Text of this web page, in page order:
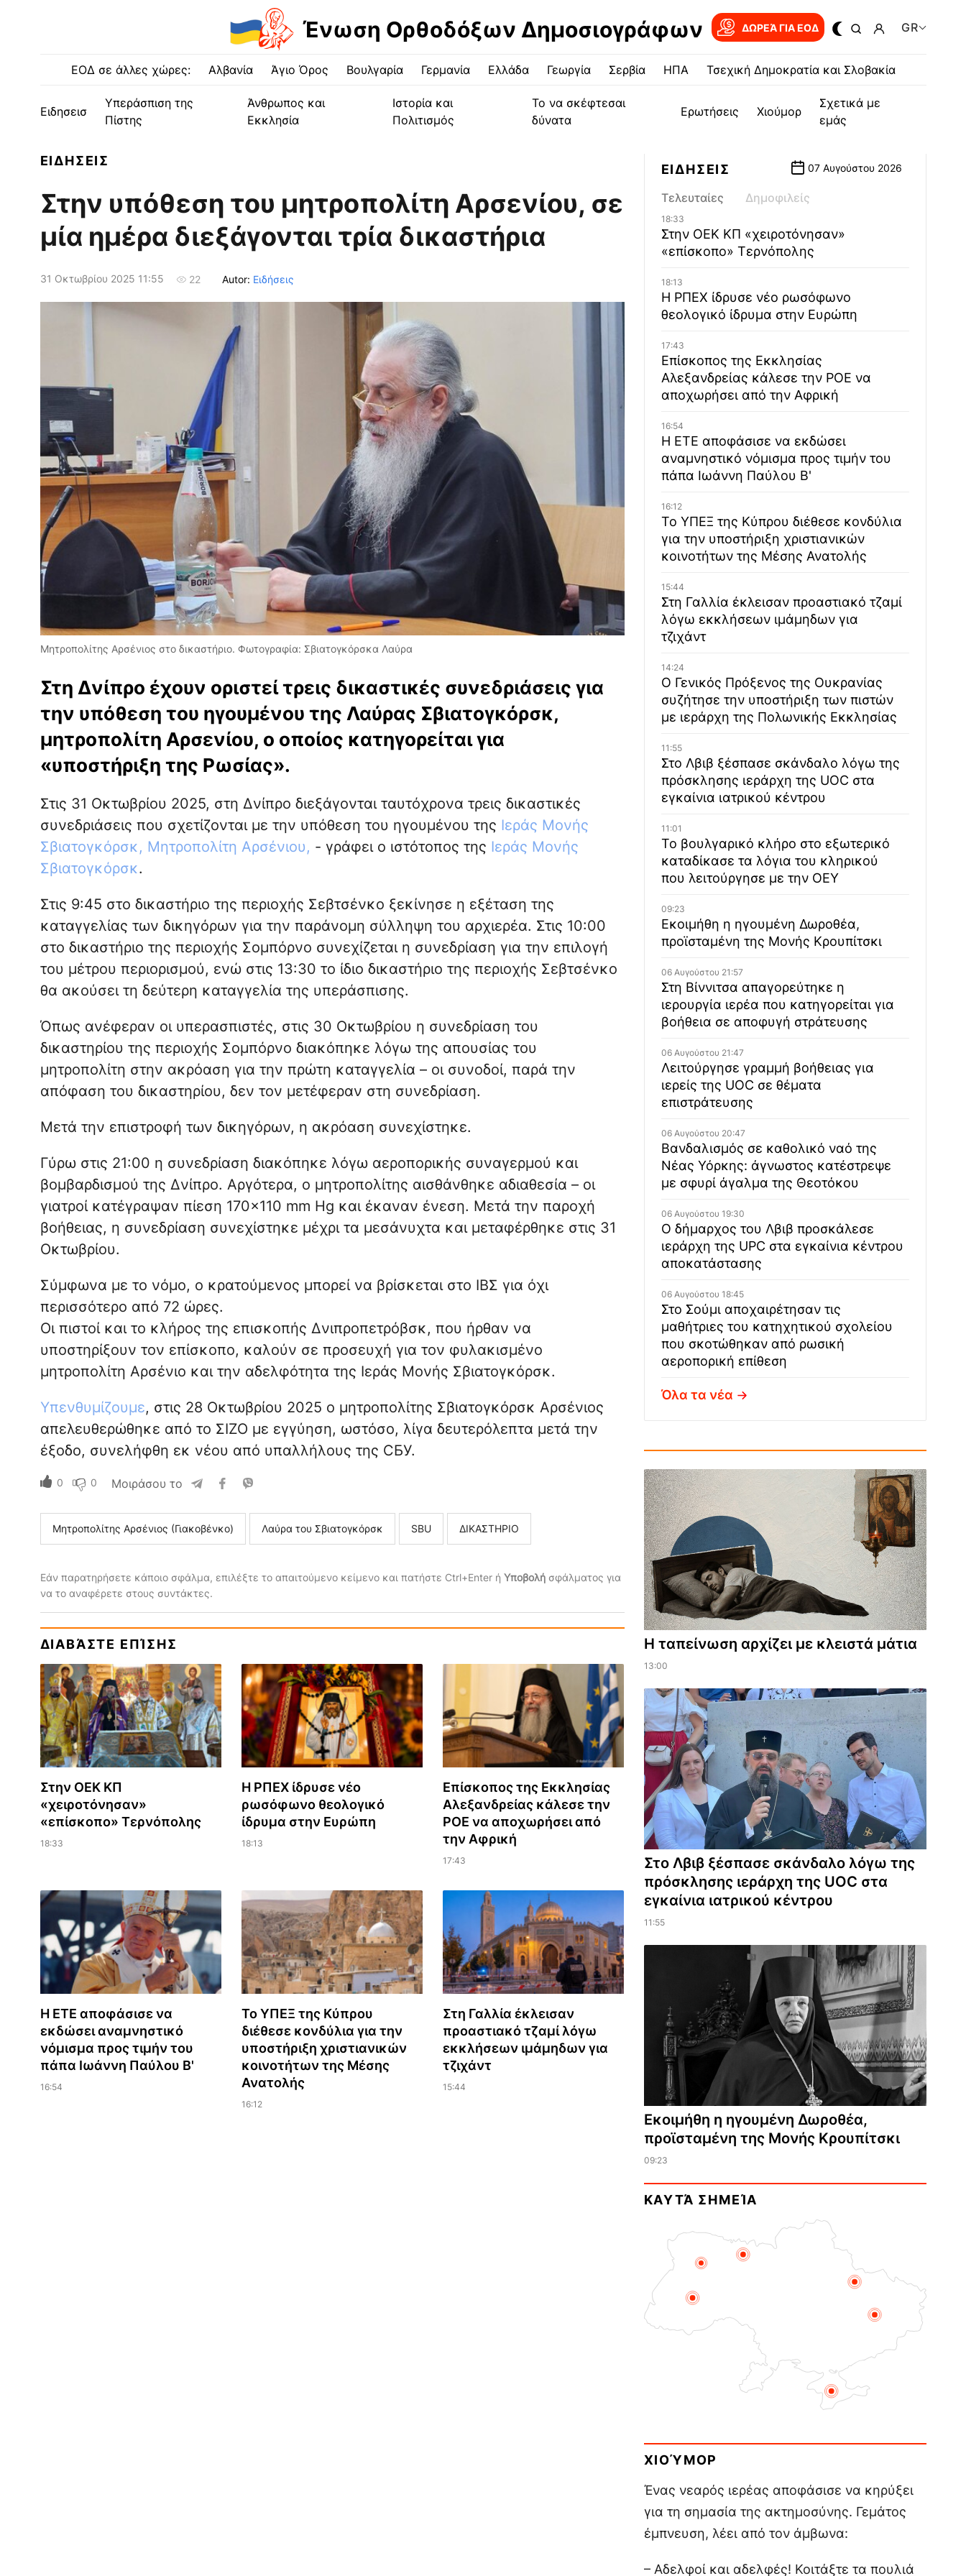
Ένωση Ορθοδόξων Δημοσιογράφων ΔΩΡΕΆ ΓΙΑ EOΔ GR
ΕΟΔ σε άλλες χώρες: Αλβανία Άγιο Όρος Βουλγαρία Γερμανία Ελλάδα Γεωργία Σερβία ΗΠΑ Τσεχική Δημοκρατία και Σλοβακία
Ειδησεισ
Υπεράσπιση της
Πίστης
Άνθρωπος και
Εκκλησία
Ιστορία και
Πολιτισμός
Το να σκέφτεσαι
δύνατα
Ερωτήσεις Χιούμορ
Σχετικά με
εμάς
ΕΙΔΗΣΕΙΣ
Στην υπόθεση του μητροπολίτη Αρσενίου, σε
μία ημέρα διεξάγονται τρία δικαστήρια
31 Οκτωβρίου 2025 11:55 22 Autor: Ειδήσεις
Μητροπολίτης Αρσένιος στο δικαστήριο. Φωτογραφία: Σβιατογκόρσκα Λαύρα
Στη Δνίπρο έχουν οριστεί τρεις δικαστικές συνεδριάσεις για
την υπόθεση του ηγουμένου της Λαύρας Σβιατογκόρσκ,
μητροπολίτη Αρσενίου, ο οποίος κατηγορείται για
«υποστήριξη της Ρωσίας».
Στις 31 Οκτωβρίου 2025, στη Δνίπρο διεξάγονται ταυτόχρονα τρεις δικαστικές
συνεδριάσεις που σχετίζονται με την υπόθεση του ηγουμένου της Ιεράς Μονής
Σβιατογκόρσκ, Μητροπολίτη Αρσένιου, - γράφει ο ιστότοπος της Ιεράς Μονής
Σβιατογκόρσκ.
Στις 9:45 στο δικαστήριο της περιοχής Σεβτσένκο ξεκίνησε η εξέταση της
καταγγελίας των δικηγόρων για την παράνομη σύλληψη του αρχιερέα. Στις 10:00
στο δικαστήριο της περιοχής Σομπόρνο συνεχίζεται η συνεδρίαση για την επιλογή
του μέτρου περιορισμού, ενώ στις 13:30 το ίδιο δικαστήριο της περιοχής Σεβτσένκο
θα ακούσει τη δεύτερη καταγγελία της υπεράσπισης.
Όπως ανέφεραν οι υπερασπιστές, στις 30 Οκτωβρίου η συνεδρίαση του
δικαστηρίου της περιοχής Σομπόρνο διακόπηκε λόγω της απουσίας του
μητροπολίτη στην ακρόαση για την πρώτη καταγγελία – οι συνοδοί, παρά την
απόφαση του δικαστηρίου, δεν τον μετέφεραν στη συνεδρίαση.
Μετά την επιστροφή των δικηγόρων, η ακρόαση συνεχίστηκε.
Γύρω στις 21:00 η συνεδρίαση διακόπηκε λόγω αεροπορικής συναγερμού και
βομβαρδισμού της Δνίπρο. Αργότερα, ο μητροπολίτης αισθάνθηκε αδιαθεσία – οι
γιατροί κατέγραψαν πίεση 170×110 mm Hg και έκαναν ένεση. Μετά την παροχή
βοήθειας, η συνεδρίαση συνεχίστηκε μέχρι τα μεσάνυχτα και μεταφέρθηκε στις 31
Οκτωβρίου.
Σύμφωνα με το νόμο, ο κρατούμενος μπορεί να βρίσκεται στο ΙΒΣ για όχι
περισσότερο από 72 ώρες.
Οι πιστοί και το κλήρος της επισκοπής Δνιπροπετρόβσκ, που ήρθαν να
υποστηρίξουν τον επίσκοπο, καλούν σε προσευχή για τον φυλακισμένο
μητροπολίτη Αρσένιο και την αδελφότητα της Ιεράς Μονής Σβιατογκόρσκ.
Υπενθυμίζουμε, στις 28 Οκτωβρίου 2025 ο μητροπολίτης Σβιατογκόρσκ Αρσένιος
απελευθερώθηκε από το ΣΙΖΟ με εγγύηση, ωστόσο, λίγα δευτερόλεπτα μετά την
έξοδο, συνελήφθη εκ νέου από υπαλλήλους της СБУ.
0 0 Μοιράσου το
Μητροπολίτης Αρσένιος (Γιακοβένκο) Λαύρα του Σβιατογκόρσκ SBU ΔΙΚΑΣΤΗΡΙΟ
Εάν παρατηρήσετε κάποιο σφάλμα, επιλέξτε το απαιτούμενο κείμενο και πατήστε Ctrl+Enter ή Υποβολήσφάλματος για
να το αναφέρετε στους συντάκτες.
ΔΙΑΒΆΣΤΕ ΕΠΊΣΗΣ
Στην ΟΕΚ ΚΠ
«χειροτόνησαν»
«επίσκοπο» Τερνόπολης
18:33
Η ΡΠΕΧ ίδρυσε νέο
ρωσόφωνο θεολογικό
ίδρυμα στην Ευρώπη
18:13
Επίσκοπος της Εκκλησίας
Αλεξανδρείας κάλεσε την
ΡΟΕ να αποχωρήσει από
την Αφρική
17:43
Η ΕΤΕ αποφάσισε να
εκδώσει αναμνηστικό
νόμισμα προς τιμήν του
πάπα Ιωάννη Παύλου Β'
16:54
Το ΥΠΕΞ της Κύπρου
διέθεσε κονδύλια για την
υποστήριξη χριστιανικών
κοινοτήτων της Μέσης
Ανατολής
16:12
Στη Γαλλία έκλεισαν
προαστιακό τζαμί λόγω
εκκλήσεων ιμάμηδων για
τζιχάντ
15:44
ΕΙΔΗΣΕΙΣ 07 Αυγούστου 2026
Τελευταίες Δημοφιλείς
18:33
Στην ΟΕΚ ΚΠ «χειροτόνησαν»
«επίσκοπο» Τερνόπολης
18:13
Η ΡΠΕΧ ίδρυσε νέο ρωσόφωνο
θεολογικό ίδρυμα στην Ευρώπη
17:43
Επίσκοπος της Εκκλησίας
Αλεξανδρείας κάλεσε την ΡΟΕ να
αποχωρήσει από την Αφρική
16:54
Η ΕΤΕ αποφάσισε να εκδώσει
αναμνηστικό νόμισμα προς τιμήν του
πάπα Ιωάννη Παύλου Β'
16:12
Το ΥΠΕΞ της Κύπρου διέθεσε κονδύλια
για την υποστήριξη χριστιανικών
κοινοτήτων της Μέσης Ανατολής
15:44
Στη Γαλλία έκλεισαν προαστιακό τζαμί
λόγω εκκλήσεων ιμάμηδων για
τζιχάντ
14:24
Ο Γενικός Πρόξενος της Ουκρανίας
συζήτησε την υποστήριξη των πιστών
με ιεράρχη της Πολωνικής Εκκλησίας
11:55
Στο Λβιβ ξέσπασε σκάνδαλο λόγω της
πρόσκλησης ιεράρχη της UOC στα
εγκαίνια ιατρικού κέντρου
11:01
Το βουλγαρικό κλήρο στο εξωτερικό
καταδίκασε τα λόγια του κληρικού
που λειτούργησε με την ΟΕΥ
09:23
Εκοιμήθη η ηγουμένη Δωροθέα,
προϊσταμένη της Μονής Κρουπίτσκι
06 Αυγούστου 21:57
Στη Βίννιτσα απαγορεύτηκε η
ιερουργία ιερέα που κατηγορείται για
βοήθεια σε αποφυγή στράτευσης
06 Αυγούστου 21:47
Λειτούργησε γραμμή βοήθειας για
ιερείς της UOC σε θέματα
επιστράτευσης
06 Αυγούστου 20:47
Βανδαλισμός σε καθολικό ναό της
Νέας Υόρκης: άγνωστος κατέστρεψε
με σφυρί άγαλμα της Θεοτόκου
06 Αυγούστου 19:30
Ο δήμαρχος του Λβιβ προσκάλεσε
ιεράρχη της UPC στα εγκαίνια κέντρου
αποκατάστασης
06 Αυγούστου 18:45
Στο Σούμι αποχαιρέτησαν τις
μαθήτριες του κατηχητικού σχολείου
που σκοτώθηκαν από ρωσική
αεροπορική επίθεση
Όλα τα νέα
Η ταπείνωση αρχίζει με κλειστά μάτια
13:00
Στο Λβιβ ξέσπασε σκάνδαλο λόγω της
πρόσκλησης ιεράρχη της UOC στα
εγκαίνια ιατρικού κέντρου
11:55
Εκοιμήθη η ηγουμένη Δωροθέα,
προϊσταμένη της Μονής Κρουπίτσκι
09:23
ΚΑΥΤΆ ΣΗΜΕΊΑ
ΧΙΟΎΜΟΡ
Ένας νεαρός ιερέας αποφάσισε να κηρύξει
για τη σημασία της ακτημοσύνης. Γεμάτος
έμπνευση, λέει από τον άμβωνα:
– Αδελφοί και αδελφές! Κοιτάξτε τα πουλιά